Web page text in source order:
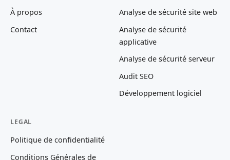
À propos
Contact
Analyse de sécurité site web
Analyse de sécurité
applicative
Analyse de sécurité serveur
Audit SEO
Développement logiciel
LEGAL
Politique de confidentialité
Conditions Générales de